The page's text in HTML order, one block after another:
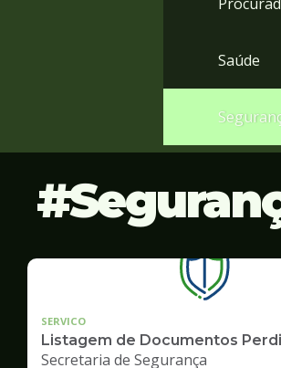
Saúde
SERVICO
Listagem de Documentos
Secretaria de Segurança